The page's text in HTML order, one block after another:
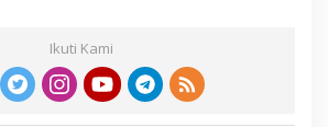
Ikuti Kami